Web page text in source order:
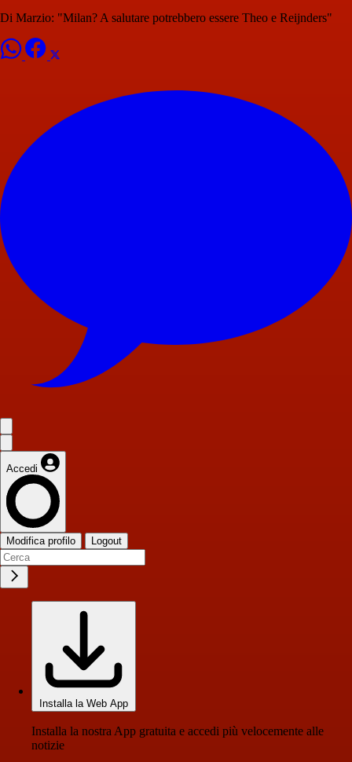
Di Marzio: "Milan? A salutare potrebbero essere Theo e Reijnders"
Accedi
Modifica profilo Logout
Installa la Web App
Installa la nostra App gratuita e accedi più velocemente alle
notizie